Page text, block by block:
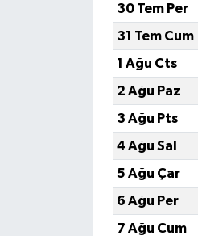
30 Tem Per
31 Tem Cum
1 Ağu Cts
2 Ağu Paz
3 Ağu Pts
4 Ağu Sal
5 Ağu Çar
6 Ağu Per
7 Ağu Cum